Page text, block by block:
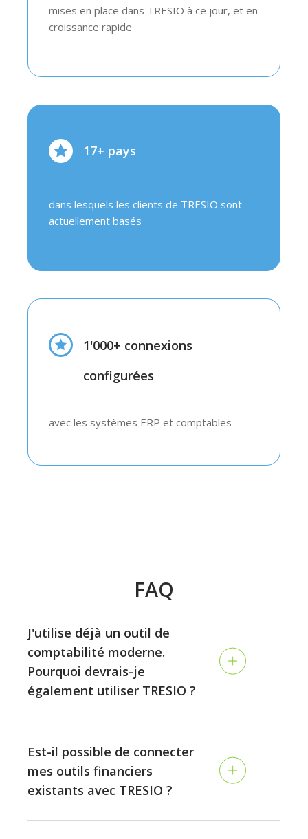
mises en place dans TRESIO à ce jour, et en
croissance rapide
17+ pays
dans lesquels les clients de TRESIO sont
actuellement basés
1'000+ connexions
configurées
avec les systèmes ERP et comptables
FAQ
J'utilise déjà un outil de
comptabilité moderne.
Pourquoi devrais-je
également utiliser TRESIO ?
disciplines différentes : tandis que la comptabilité
consiste à examiner les performances passées,
TRESIO vous permet de planifier l'avenir de votre
entreprise de façon continue, et de vous assurer que
Est-il possible de connecter
mes outils financiers
existants avec TRESIO ?